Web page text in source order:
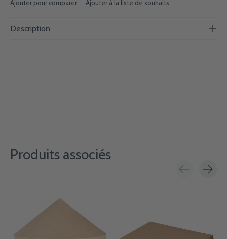
Ajouter pour comparer Ajouter à la liste de souhaits
Description
Produits associés